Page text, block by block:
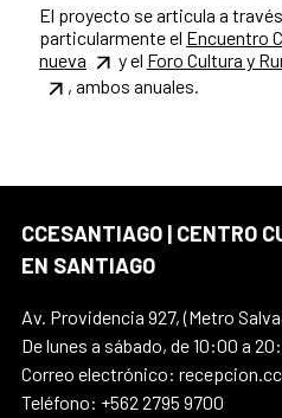
El proyecto se articula a
particularmente el Encuentro
nueva
y el Foro Cultura y
, ambos anuales.
CCESANTIAGO | CENTRO
EN SANTIAGO
Av. Providencia 927, (Metro
De lunes a sábado, de 10:00 a
Correo electrónico:
Teléfono: +562 2795 9700